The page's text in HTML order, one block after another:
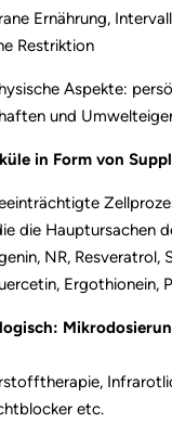
Ernährung,
Restriktion
Aspekte:
und
in Form von
die Hauptursachen
NR, Resveratrol,
Ergothionein,
etc.